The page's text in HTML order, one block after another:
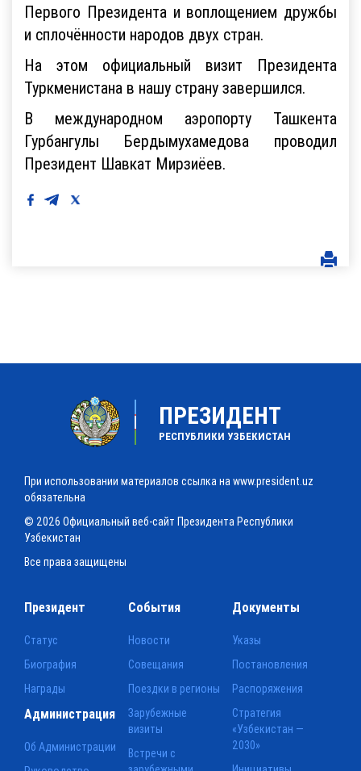
Первого Президента и воплощением дружбы
и сплочённости народов двух стран.
На этом официальный визит Президента
Туркменистана в нашу страну завершился.
В международном аэропорту Ташкента
Гурбангулы Бердымухамедова проводил
Президент Шавкат Мирзиёев.
ПРЕЗИДЕНТ
РЕСПУБЛИКИ УЗБЕКИСТАН
При использовании материалов ссылка на www.president.uz
обязательна
© 2026 Официальный веб-сайт Президента Республики
Узбекистан
Все права защищены
Президент
Статус
Биография
Награды
События
Новости
Совещания
Поездки в регионы
Зарубежные
визиты
Встречи с
Документы
Указы
Постановления
Распоряжения
Стратегия
«Узбекистан —
2030»
Администрация
Об Администрации